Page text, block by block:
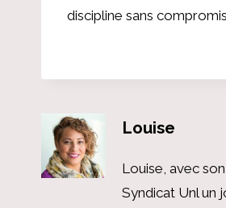
discipline sans
Louise
Louise, avec
Syndicat Unl un